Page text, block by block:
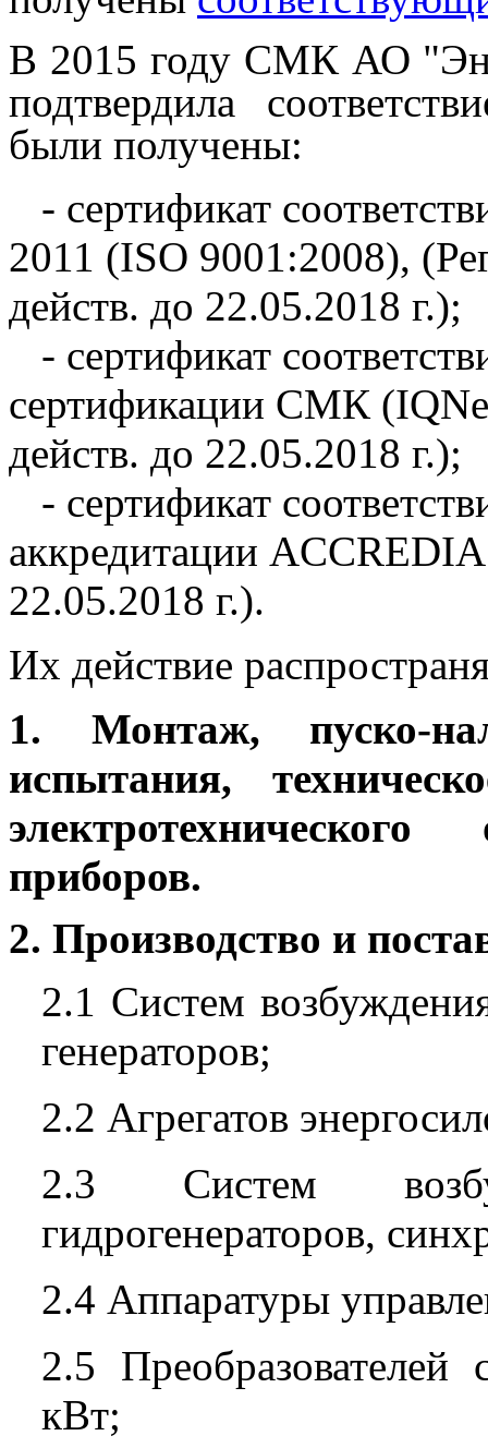
В 2015 году СМК АО
подтвердила
были получены:
- сертификат
2011 (ISO 9001:2008),
действ. до 22.05.2018 г.);
- сертификат
сертификации СМК
действ. до 22.05.2018 г.);
- сертификат
аккредитации
22.05.2018 г.).
Их действие
1. Монтаж, пуско-
испытания,
приборов.
2. Производство и
2.1 Систем
генераторов;
2.2 Агрегатов
2.3 Систем
гидрогенераторов,
2.4 Аппаратуры
2.5
кВт;